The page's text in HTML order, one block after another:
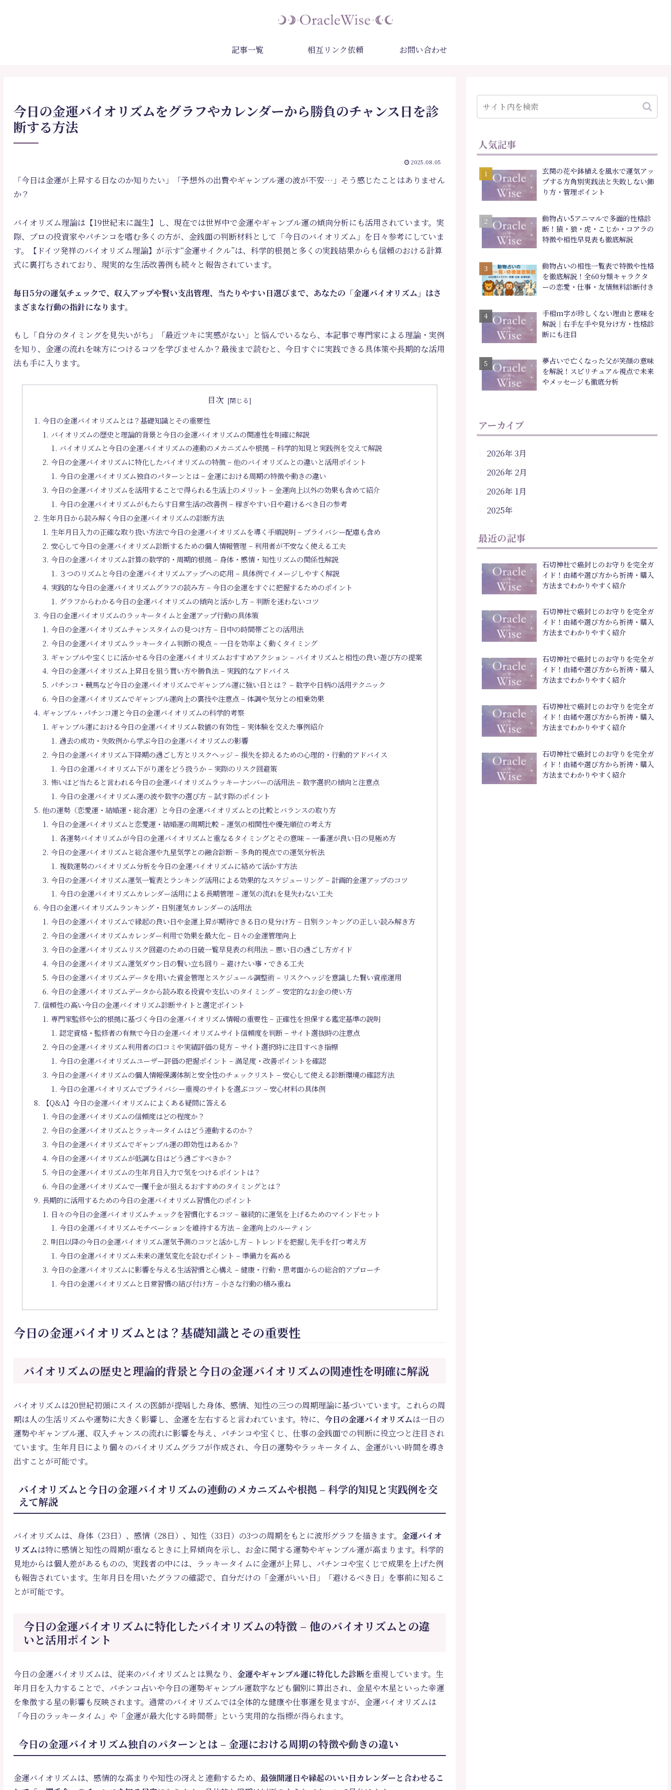
記事一覧 相互リンク依頼 お問い合わせ
今日の金運バイオリズムをグラフやカレンダーから勝負のチャンス日を診
断する方法
2025.08.05
「今日は金運が上昇する日なのか知りたい」「予想外の出費やギャンブル運の波が不安…」そう感じたことはありません
か？
バイオリズム理論は【19世紀末に誕生】し、現在では世界中で金運やギャンブル運の傾向分析にも活用されています。実
際、プロの投資家やパチンコを嗜む多くの方が、金銭面の判断材料として「今日のバイオリズム」を日々参考にしていま
す。【ドイツ発祥のバイオリズム理論】が示す“金運サイクル”は、科学的根拠と多くの実践結果からも信頼のおける計算
式に裏打ちされており、現実的な生活改善例も続々と報告されています。
毎日5分の運気チェックで、収入アップや賢い支出管理、当たりやすい日選びまで、あなたの「金運バイオリズム」はさ
まざまな行動の指針になります。
もし「自分のタイミングを見失いがち」「最近ツキに実感がない」と悩んでいるなら、本記事で専門家による理論・実例
を知り、金運の流れを味方につけるコツを学びませんか？最後まで読むと、今日すぐに実践できる具体策や長期的な活用
法も手に入ります。
目次
今日の金運バイオリズムとは？基礎知識とその重要性
バイオリズムの歴史と理論的背景と今日の金運バイオリズムの関連性を明確に解説
バイオリズムと今日の金運バイオリズムの連動のメカニズムや根拠 – 科学的知見と実践例を交えて解説
今日の金運バイオリズムに特化したバイオリズムの特徴 – 他のバイオリズムとの違いと活用ポイント
今日の金運バイオリズム独自のパターンとは – 金運における周期の特徴や動きの違い
今日の金運バイオリズムを活用することで得られる生活上のメリット – 金運向上以外の効果も含めて紹介
今日の金運バイオリズムがもたらす日常生活の改善例 – 稼ぎやすい日や避けるべき日の参考
生年月日から読み解く今日の金運バイオリズムの診断方法
生年月日入力の正確な取り扱い方法で今日の金運バイオリズムを導く手順説明 – プライバシー配慮も含め
安心して今日の金運バイオリズム診断するための個人情報管理 – 利用者が不安なく使える工夫
今日の金運バイオリズム計算の数学的・周期的根拠 – 身体・感情・知性リズムの関係性解説
３つのリズムと今日の金運バイオリズムアップへの応用 – 具体例でイメージしやすく解説
実践的な今日の金運バイオリズムグラフの読み方 – 今日の金運をすぐに把握するためのポイント
グラフからわかる今日の金運バイオリズムの傾向と活かし方 – 判断を迷わないコツ
今日の金運バイオリズムのラッキータイムと金運アップ行動の具体策
今日の金運バイオリズムチャンスタイムの見つけ方 – 日中の時間帯ごとの活用法
今日の金運バイオリズムラッキータイム判断の視点 – 一日を効率よく動くタイミング
ギャンブルや宝くじに活かせる今日の金運バイオリズムおすすめアクション – バイオリズムと相性の良い遊び方の提案
今日の金運バイオリズム上昇日を狙う買い方や勝負法 – 実践的なアドバイス
パチンコ・競馬など今日の金運バイオリズムでギャンブル運に強い日とは？ – 数字や日柄の活用テクニック
今日の金運バイオリズムでギャンブル運向上の裏技や注意点 – 体調や気分との相乗効果
ギャンブル・パチンコ運と今日の金運バイオリズムの科学的考察
ギャンブル運における今日の金運バイオリズム数値の有効性 – 実体験を交えた事例紹介
過去の成功・失敗例から学ぶ今日の金運バイオリズムの影響
今日の金運バイオリズム下降期の過ごし方とリスクヘッジ – 損失を抑えるための心理的・行動的アドバイス
今日の金運バイオリズム下がり運をどう扱うか – 実際のリスク回避策
怖いほど当たると言われる今日の金運バイオリズムラッキーナンバーの活用法 – 数字選択の傾向と注意点
今日の金運バイオリズム運の波や数字の選び方 – 試す際のポイント
他の運勢（恋愛運・結婚運・総合運）と今日の金運バイオリズムとの比較とバランスの取り方
今日の金運バイオリズムと恋愛運・結婚運の周期比較 – 運気の相関性や優先順位の考え方
各運勢バイオリズムが今日の金運バイオリズムと重なるタイミングとその意味 – 一番運が良い日の見極め方
今日の金運バイオリズムと総合運や九星気学との融合診断 – 多角的視点での運気分析法
複数運勢のバイオリズム分析を今日の金運バイオリズムに絡めて活かす方法
今日の金運バイオリズム運気一覧表とランキング活用による効果的なスケジューリング – 計画的金運アップのコツ
今日の金運バイオリズムカレンダー活用による長期管理 – 運気の流れを見失わない工夫
今日の金運バイオリズムランキング・日別運気カレンダーの活用法
今日の金運バイオリズムで縁起の良い日や金運上昇が期待できる日の見分け方 – 日別ランキングの正しい読み解き方
今日の金運バイオリズムカレンダー利用で効果を最大化 – 日々の金運管理向上
今日の金運バイオリズムリスク回避のための日破一覧早見表の利用法 – 悪い日の過ごし方ガイド
今日の金運バイオリズム運気ダウン日の賢い立ち回り – 避けたい事・できる工夫
今日の金運バイオリズムデータを用いた資金管理とスケジュール調整術 – リスクヘッジを意識した賢い資産運用
今日の金運バイオリズムデータから読み取る投資や支払いのタイミング – 安定的なお金の使い方
信頼性の高い今日の金運バイオリズム診断サイトと選定ポイント
専門家監修や公的根拠に基づく今日の金運バイオリズム情報の重要性 – 正確性を担保する鑑定基準の説明
認定資格・監修者の有無で今日の金運バイオリズムサイト信頼度を判断 – サイト選抜時の注意点
今日の金運バイオリズム利用者の口コミや実績評価の見方 – サイト選択時に注目すべき指標
今日の金運バイオリズムユーザー評価の把握ポイント – 満足度・改善ポイントを確認
今日の金運バイオリズムの個人情報保護体制と安全性のチェックリスト – 安心して使える診断環境の確認方法
今日の金運バイオリズムでプライバシー重視のサイトを選ぶコツ – 安心材料の具体例
【Q&A】今日の金運バイオリズムによくある疑問に答える
今日の金運バイオリズムの信頼度はどの程度か？
今日の金運バイオリズムとラッキータイムはどう連動するのか？
今日の金運バイオリズムでギャンブル運の即効性はあるか？
今日の金運バイオリズムが低調な日はどう過ごすべきか？
今日の金運バイオリズムの生年月日入力で気をつけるポイントは？
今日の金運バイオリズムで一攫千金が狙えるおすすめのタイミングとは？
長期的に活用するための今日の金運バイオリズム習慣化のポイント
日々の今日の金運バイオリズムチェックを習慣化するコツ – 継続的に運気を上げるためのマインドセット
今日の金運バイオリズムモチベーションを維持する方法 – 金運向上のルーティン
明日以降の今日の金運バイオリズム運気予測のコツと活かし方 – トレンドを把握し先手を打つ考え方
今日の金運バイオリズム未来の運気変化を読むポイント – 準備力を高める
今日の金運バイオリズムに影響を与える生活習慣と心構え – 健康・行動・思考面からの総合的アプローチ
今日の金運バイオリズムと日常習慣の結び付け方 – 小さな行動の積み重ね
今日の金運バイオリズムとは？基礎知識とその重要性
バイオリズムの歴史と理論的背景と今日の金運バイオリズムの関連性を明確に解説
バイオリズムは20世紀初頭にスイスの医師が提唱した身体、感情、知性の三つの周期理論に基づいています。これらの周
期は人の生活リズムや運勢に大きく影響し、金運を左右すると言われています。特に、 今日の金運バイオリズムは一日の
運勢やギャンブル運、収入チャンスの流れに影響を与え、パチンコや宝くじ、仕事の金銭面での判断に役立つと注目され
ています。生年月日により個々のバイオリズムグラフが作成され、今日の運勢やラッキータイム、金運がいい時間を導き
出すことが可能です。
バイオリズムと今日の金運バイオリズムの連動のメカニズムや根拠 – 科学的知見と実践例を交
えて解説
バイオリズムは、身体（23日）、感情（28日）、知性（33日）の3つの周期をもとに波形グラフを描きます。 金運バイオ
リズムは特に感情と知性の周期が重なるときに上昇傾向を示し、お金に関する運勢やギャンブル運が高まります。科学的
見地からは個人差があるものの、実践者の中には、ラッキータイムに金運が上昇し、パチンコや宝くじで成果を上げた例
も報告されています。生年月日を用いたグラフの確認で、自分だけの「金運がいい日」「避けるべき日」を事前に知るこ
とが可能です。
今日の金運バイオリズムに特化したバイオリズムの特徴 – 他のバイオリズムとの違
いと活用ポイント
今日の金運バイオリズムは、従来のバイオリズムとは異なり、 金運やギャンブル運に特化した診断を重視しています。生
年月日を入力することで、パチンコ占いや今日の運勢ギャンブル運数字なども個別に算出され、金星や木星といった幸運
を象徴する星の影響も反映されます。通常のバイオリズムでは全体的な健康や仕事運を見ますが、金運バイオリズムは
「今日のラッキータイム」や「金運が最大化する時間帯」という実用的な指標が得られます。
今日の金運バイオリズム独自のパターンとは – 金運における周期の特徴や動きの違い
金運バイオリズムは、感情的な高まりや知性の冴えと連動するため、 最強開運日や縁起のいい日カレンダーと合わせるこ
人気記事
玄関の花や鉢植えを風水で運気アッ
プする方角別実践法と失敗しない飾
り方・管理ポイント
動物占い5アニマルで多面的性格診
断！猿・狼・虎・こじか・コアラの
特徴や相性早見表も徹底解説
動物占いの相性一覧表で特徴や性格
を徹底解説！全60分類キャラクタ
ーの恋愛・仕事・友情無料診断付き
手相m字が珍しくない理由と意味を
解説｜右手左手や見分け方・性格診
断にも注目
夢占いで亡くなった父が笑顔の意味
を解説！スピリチュアル視点で未来
やメッセージも徹底分析
アーカイブ
2026年 3月
2026年 2月
2026年 1月
2025年
最近の記事
石切神社で癌封じのお守りを完全ガ
イド！由緒や選び方から祈祷・購入
方法までわかりやすく紹介
石切神社で癌封じのお守りを完全ガ
イド！由緒や選び方から祈祷・購入
方法までわかりやすく紹介
石切神社で癌封じのお守りを完全ガ
イド！由緒や選び方から祈祷・購入
方法までわかりやすく紹介
石切神社で癌封じのお守りを完全ガ
イド！由緒や選び方から祈祷・購入
方法までわかりやすく紹介
石切神社で癌封じのお守りを完全ガ
イド！由緒や選び方から祈祷・購入
方法までわかりやすく紹介